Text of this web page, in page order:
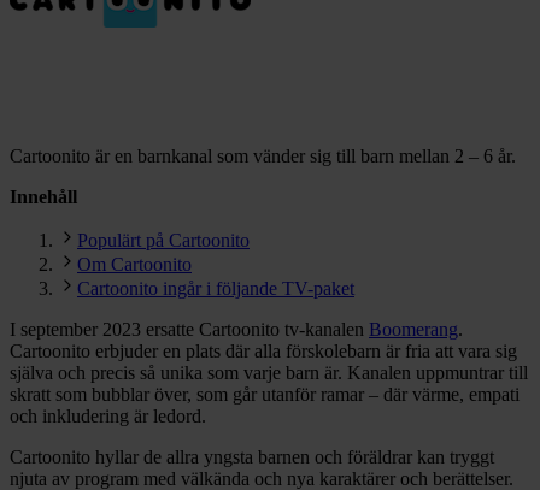
Cartoonito är en barnkanal som vänder sig till barn mellan 2 – 6 år.
Innehåll
Populärt på Cartoonito
Om Cartoonito
Cartoonito ingår i följande TV-paket
I september 2023 ersatte Cartoonito tv-kanalen Boomerang.
Cartoonito erbjuder en plats där alla förskolebarn är fria att vara sig
själva och precis så unika som varje barn är. Kanalen uppmuntrar till
skratt som bubblar över, som går utanför ramar – där värme, empati
och inkludering är ledord.
Cartoonito hyllar de allra yngsta barnen och föräldrar kan tryggt
njuta av program med välkända och nya karaktärer och berättelser.